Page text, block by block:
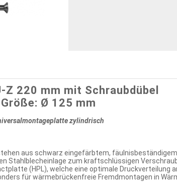
Z 220 mm mit Schraubdübel
Größe: Ø 125 mm
zylindrisch
aus schwarz eingefärbtem, fäulnisbeständigem
Stahlblecheinlage zum kraftschlüssigen
(HPL), welche eine optimale Druckverteilung
für wärmebrückenfreie Fremdmontagen in